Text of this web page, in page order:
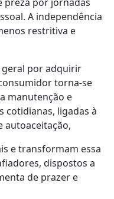
A independência
restritiva e
geral por adquirir
torna-se
manutenção e
cotidianas, ligadas à
autoaceitação,
e transformam essa
dispostos a
de prazer e